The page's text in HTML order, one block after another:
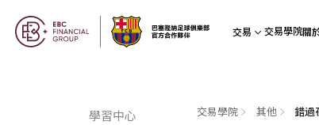
交易 交易學院關
學習中心
交易學院 其他